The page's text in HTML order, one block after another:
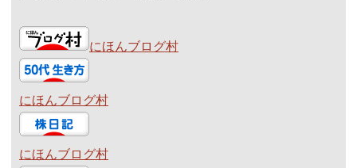
にほんブログ村
にほんブログ村
にほんブログ村